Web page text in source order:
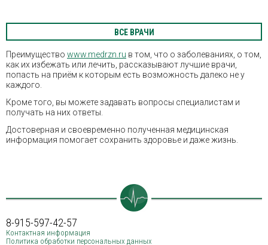
ВСЕ ВРАЧИ
Преимущество www.medrzn.ru в том, что о заболеваниях, о том,
как их избежать или лечить, рассказывают лучшие врачи,
попасть на приём к которым есть возможность далеко не у
каждого.
Кроме того, вы можете задавать вопросы специалистам и
получать на них ответы.
Достоверная и своевременно полученная медицинская
информация помогает сохранить здоровье и даже жизнь.
8-915-597-42-57
Контактная информация
Политика обработки персональных данных